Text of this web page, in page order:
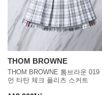
THOM BROWNE
THOM BROWNE 톰브라운 019
먼 타탄 체크 플리츠 스커트